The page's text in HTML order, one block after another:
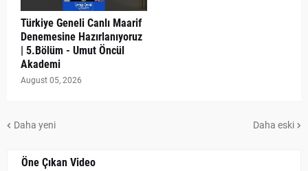
Türkiye Geneli Canlı Maarif
Denemesine Hazırlanıyoruz
| 5.Bölüm - Umut Öncül
Akademi
August 05, 2026
Daha yeni Daha eski
Öne Çıkan Video